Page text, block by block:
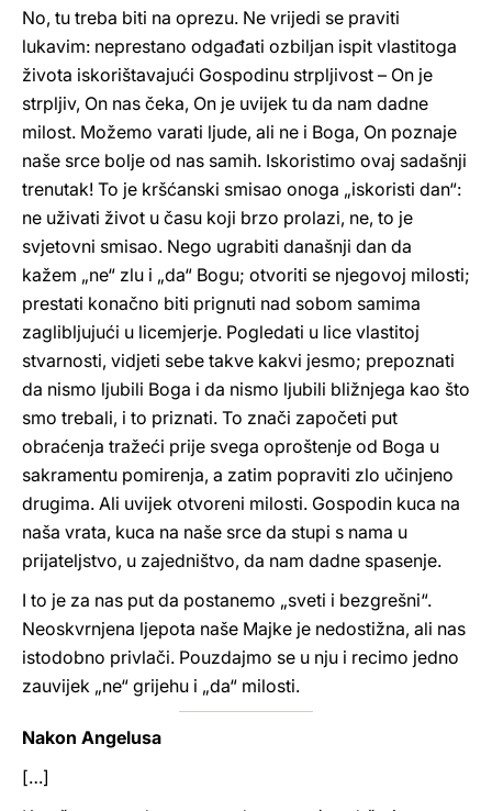
No, tu treba biti na oprezu. Ne vrijedi se praviti
lukavim: neprestano odgađati ozbiljan ispit vlastitoga
života iskorištavajući Gospodinu strpljivost – On je
strpljiv, On nas čeka, On je uvijek tu da nam dadne
milost. Možemo varati ljude, ali ne i Boga, On poznaje
naše srce bolje od nas samih. Iskoristimo ovaj sadašnji
trenutak! To je kršćanski smisao onoga „iskoristi dan“:
ne uživati život u času koji brzo prolazi, ne, to je
svjetovni smisao. Nego ugrabiti današnji dan da
kažem „ne“ zlu i „da“ Bogu; otvoriti se njegovoj milosti;
prestati konačno biti prignuti nad sobom samima
zaglibljujući u licemjerje. Pogledati u lice vlastitoj
stvarnosti, vidjeti sebe takve kakvi jesmo; prepoznati
da nismo ljubili Boga i da nismo ljubili bližnjega kao što
smo trebali, i to priznati. To znači započeti put
obraćenja tražeći prije svega oproštenje od Boga u
sakramentu pomirenja, a zatim popraviti zlo učinjeno
drugima. Ali uvijek otvoreni milosti. Gospodin kuca na
naša vrata, kuca na naše srce da stupi s nama u
prijateljstvo, u zajedništvo, da nam dadne spasenje.
I to je za nas put da postanemo „sveti i bezgrešni“.
Neoskvrnjena ljepota naše Majke je nedostižna, ali nas
istodobno privlači. Pouzdajmo se u nju i recimo jedno
zauvijek „ne“ grijehu i „da“ milosti.
Nakon Angelusa
[…]